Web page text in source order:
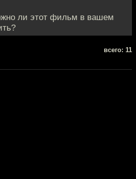
ли этот фильм в вашем
всего: 11